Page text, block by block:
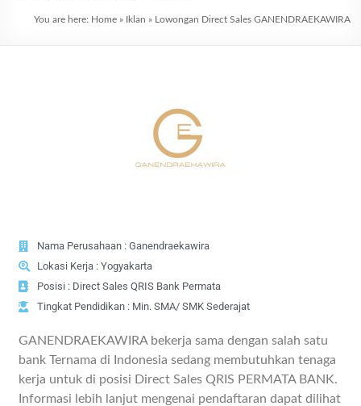
You are here: Home» Iklan » Lowongan Direct Sales GANENDRAEKAWIRA
Nama Perusahaan : Ganendraekawira
Lokasi Kerja : Yogyakarta
Posisi : Direct Sales QRIS Bank Permata
Tingkat Pendidikan : Min. SMA/ SMK Sederajat
GANENDRAEKAWIRA bekerja sama dengan salah satu
bank Ternama di Indonesia sedang membutuhkan tenaga
kerja untuk di posisi Direct Sales QRIS PERMATA BANK.
Informasi lebih lanjut mengenai pendaftaran dapat dilihat